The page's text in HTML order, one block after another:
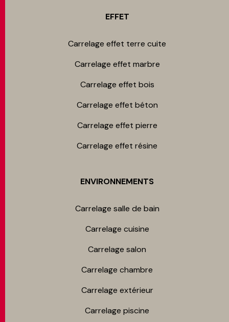
EFFET
Carrelage effet terre cuite
Carrelage effet marbre
Carrelage effet bois
Carrelage effet béton
Carrelage effet pierre
Carrelage effet résine
ENVIRONNEMENTS
Carrelage salle de bain
Carrelage cuisine
Carrelage salon
Carrelage chambre​
Carrelage extérieur
Carrelage piscine